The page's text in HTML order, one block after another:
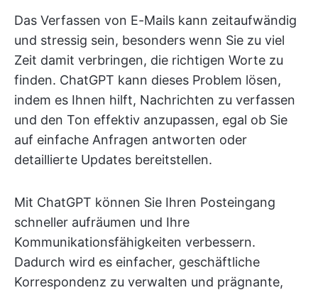
Das Verfassen von E-Mails kann zeitaufwändig
und stressig sein, besonders wenn Sie zu viel
Zeit damit verbringen, die richtigen Worte zu
finden. ChatGPT kann dieses Problem lösen,
indem es Ihnen hilft, Nachrichten zu verfassen
und den Ton effektiv anzupassen, egal ob Sie
auf einfache Anfragen antworten oder
detaillierte Updates bereitstellen.
Mit ChatGPT können Sie Ihren Posteingang
schneller aufräumen und Ihre
Kommunikationsfähigkeiten verbessern.
Dadurch wird es einfacher, geschäftliche
Korrespondenz zu verwalten und prägnante,